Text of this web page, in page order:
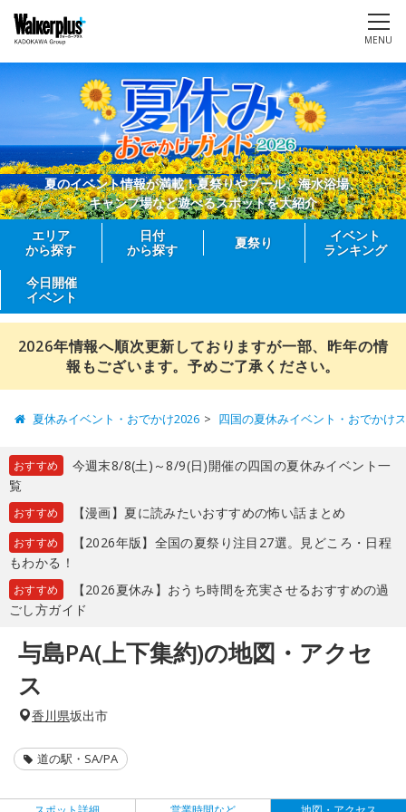
MENU
夏のイベント情報が満載！夏祭りやプール、海水浴場、
キャンプ場など遊べるスポットを大紹介
エリア
から探す
日付
から探す
夏祭り
イベント
ランキング
今日開催
イベント
2026年情報へ順次更新しておりますが一部、昨年の情
報もございます。予めご了承ください。
夏休みイベント・おでかけ2026 四国の夏休みイベント・おでかけ
おすすめ
今週末8/8(土)～8/9(日)開催の四国の夏休みイベント一
覧
おすすめ 【漫画】夏に読みたいおすすめの怖い話まとめ
おすすめ
【2026年版】全国の夏祭り注目27選。見どころ・日程
もわかる！
おすすめ
【2026夏休み】おうち時間を充実させるおすすめの過
ごし方ガイド
与島PA(上下集約)の地図・アクセ
ス
香川県坂出市
道の駅・SA/PA